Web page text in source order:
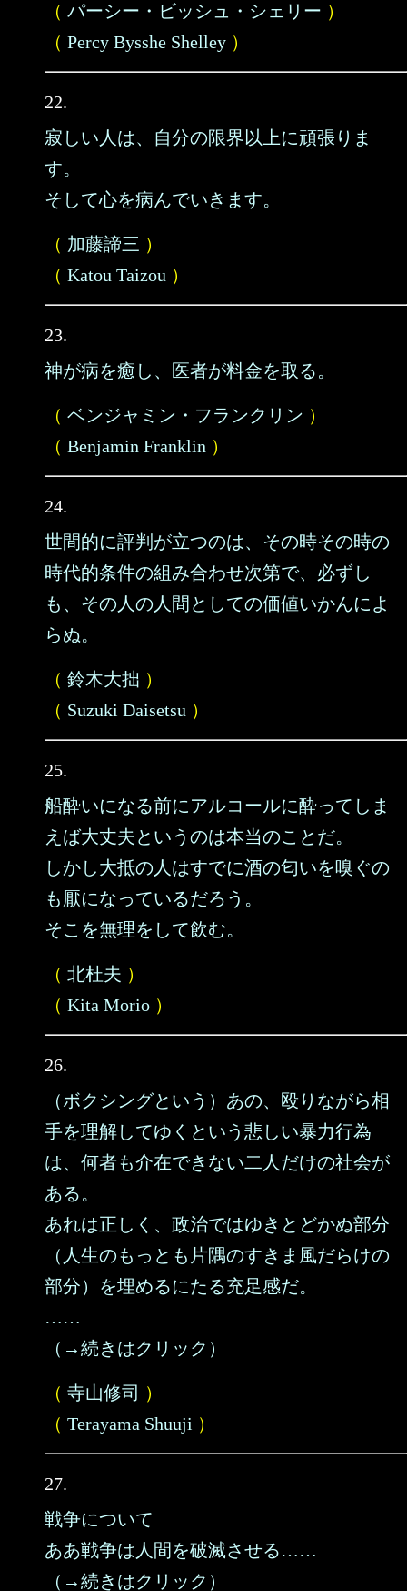
（ パーシー・ビッシュ・シェリー ）
（ Percy Bysshe Shelley ）
22.
寂しい人は、自分の限界以上に頑張りま
す。
そして心を病んでいきます。
（ 加藤諦三 ）
（ Katou Taizou ）
23.
神が病を癒し、医者が料金を取る。
（ ベンジャミン・フランクリン ）
（ Benjamin Franklin ）
24.
世間的に評判が立つのは、その時その時の
時代的条件の組み合わせ次第で、必ずし
も、その人の人間としての価値いかんによ
らぬ。
（ 鈴木大拙 ）
（ Suzuki Daisetsu ）
25.
船酔いになる前にアルコールに酔ってしま
えば大丈夫というのは本当のことだ。
しかし大抵の人はすでに酒の匂いを嗅ぐの
も厭になっているだろう。
そこを無理をして飲む。
（ 北杜夫 ）
（ Kita Morio ）
26.
（ボクシングという）あの、殴りながら相
手を理解してゆくという悲しい暴力行為
は、何者も介在できない二人だけの社会が
ある。
あれは正しく、政治ではゆきとどかぬ部分
（人生のもっとも片隅のすきま風だらけの
部分）を埋めるにたる充足感だ。
……
（→続きはクリック）
（ 寺山修司 ）
（ Terayama Shuuji ）
27.
戦争について
ああ戦争は人間を破滅させる……
（→続きはクリック）